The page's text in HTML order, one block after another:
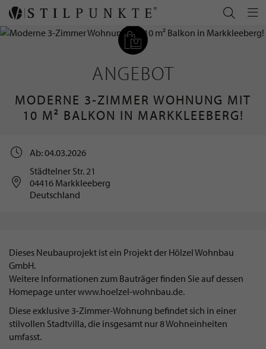
ANGEBOT
MODERNE 3-ZIMMER WOHNUNG MIT
10 M² BALKON IN MARKKLEEBERG!
Ab: 04.03.2026
Städtelner Str. 21
04416 Markkleeberg
Deutschland
Dieses Neubauprojekt ist ein Projekt der Hölzel Wohnbau
GmbH.
Weitere Informationen zum Bauträger finden Sie auf dessen
Homepage unter www.hoelzel-wohnbau.de.
Diese exklusive 3-Zimmer-Wohnung befindet sich in einer
stilvollen Stadtvilla, die insgesamt nur 8 Wohneinheiten
umfasst.